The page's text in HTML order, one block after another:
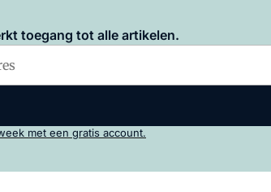
toegang tot alle artikelen.
met een gratis account.